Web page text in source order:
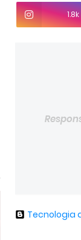
1.8k
Tecnologia